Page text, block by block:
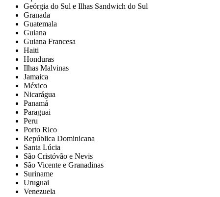
Geórgia do Sul e Ilhas Sandwich do Sul
Granada
Guatemala
Guiana
Guiana Francesa
Haiti
Honduras
Ilhas Malvinas
Jamaica
México
Nicarágua
Panamá
Paraguai
Peru
Porto Rico
República Dominicana
Santa Lúcia
São Cristóvão e Nevis
São Vicente e Granadinas
Suriname
Uruguai
Venezuela